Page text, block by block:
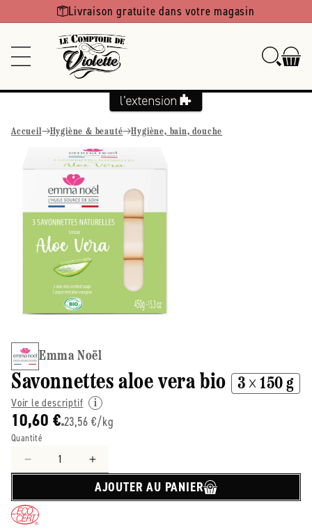
Ignorer et
passer au Livraison gratuite dans votre magasin
Accueil Hygiène & beauté Hygiène, bain, douche
informations
produits
Emma Noël
Savonnettes aloe vera bio 3 × 150 g
Voir le descriptif
10,60 €23,56 €/kg
Quantité
Réduire
de
Emma
Augmenter
la
quantité
AJOUTER AU PANIER